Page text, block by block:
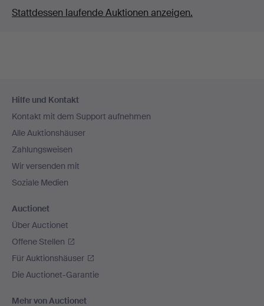
Stattdessen laufende Auktionen anzeigen.
Navigation
Hilfe und Kontakt
Kontakt mit dem Support aufnehmen
Alle Auktionshäuser
Zahlungsweisen
Wir versenden mit
Soziale Medien
Auctionet
Über Auctionet
Offene Stellen
Für Auktionshäuser
Die Auctionet-Garantie
Mehr von Auctionet